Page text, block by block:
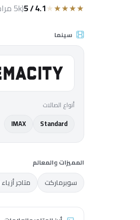
★
★
★
★
★
4.1 / 5 (5k مراجعة)
سينما
أنواع الصالات
Standard
IMAX
المميزات والمعالم
سوبرماركت متاجر